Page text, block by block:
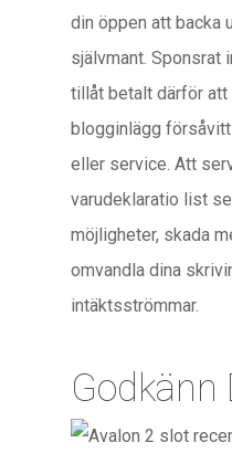
din öppen att backa
självmant. Sponsrat
tillåt betalt därför att
blogginlägg
eller service. Att
varudeklaratio list
möjligheter, skada
omvandla dina
intäktsströmmar.
Godkänn